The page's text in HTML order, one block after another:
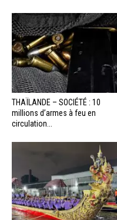
THAÏLANDE – SOCIÉTÉ : 10
millions d’armes à feu en
circulation...